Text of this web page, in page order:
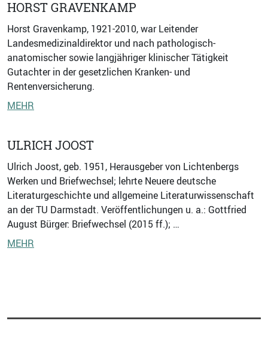
HORST GRAVENKAMP
Horst Gravenkamp, 1921-2010, war Leitender
Landesmedizinaldirektor und nach pathologisch-
anatomischer sowie langjähriger klinischer Tätigkeit
Gutachter in der gesetzlichen Kranken- und
Rentenversicherung.
MEHR
ULRICH JOOST
Ulrich Joost, geb. 1951, Herausgeber von Lichtenbergs
Werken und Briefwechsel; lehrte Neuere deutsche
Literaturgeschichte und allgemeine Literaturwissenschaft
an der TU Darmstadt. Veröffentlichungen u. a.: Gottfried
August Bürger: Briefwechsel (2015 ff.); …
MEHR